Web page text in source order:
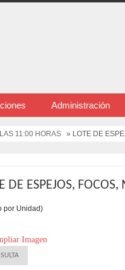
Administración
11:00 HORAS » LOTE DE
DE ESPEJOS,
por Unidad)
Imagen